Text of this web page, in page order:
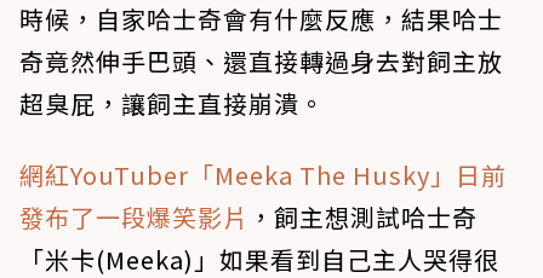
時候，自家哈士奇會有什麼反應，結果哈士
奇竟然伸手巴頭、還直接轉過身去對飼主放
超臭屁，讓飼主直接崩潰。
網紅YouTuber「Meeka The Husky」日前
發布了一段爆笑影片 ，飼主想測試哈士奇
「米卡(Meeka)」如果看到自己主人哭得很